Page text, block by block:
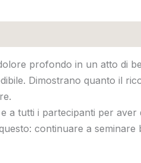
profondo in un atto di
Dimostrano quanto il
a tutti i partecipanti per
continuare a seminare